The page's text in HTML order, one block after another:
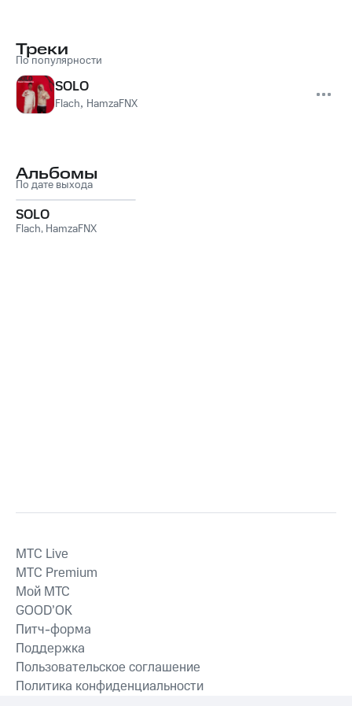
Треки
По популярности
SOLO
Flach, HamzaFNX
Альбомы
По дате выхода
SOLO
Flach, HamzaFNX
MTС Live
MTС Premium
Мой МТС
GOOD’OK
Питч-форма
Поддержка
Пользовательское соглашение
Политика конфиденциальности